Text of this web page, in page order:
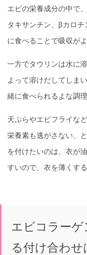
エビの栄養成分の中で
タキサンチン、βカロ
に食べることで吸収が
一方でタウリンは水に
よって溶けだしてしま
緒に食べられるよな調
天ぷらやエビフライな
栄養素も逃がさない、
を付けたいのは、衣が
すいので、衣を薄くす
エビコラーゲ
る付け合わせ